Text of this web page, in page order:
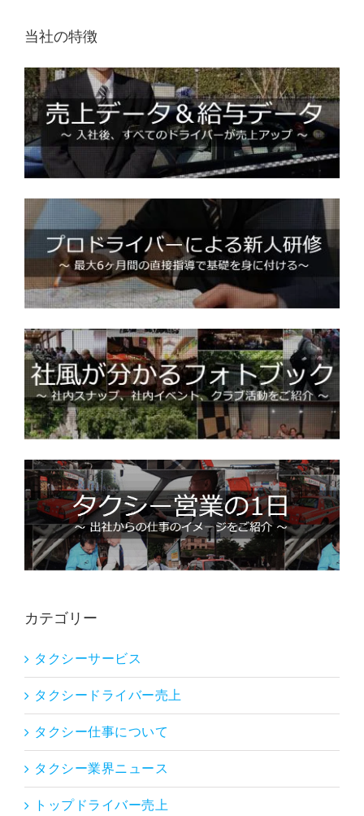
当社の特徴
カテゴリー
タクシーサービス
タクシードライバー売上
タクシー仕事について
タクシー業界ニュース
トップドライバー売上